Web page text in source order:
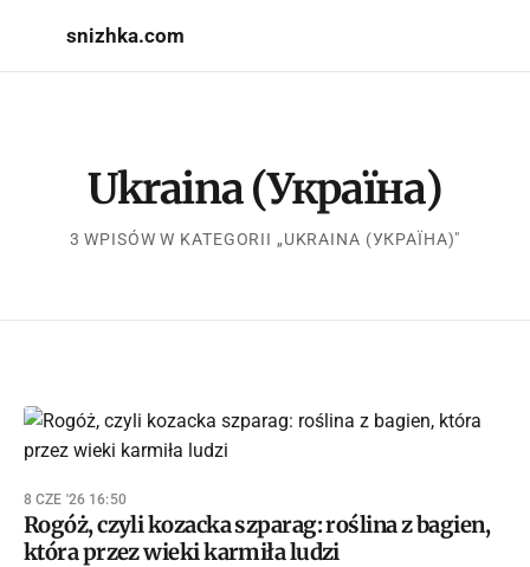
snizhka.com
Ukraina (Україна)
3 WPISÓW W KATEGORII „UKRAINA (УКРАЇНА)"
8 CZE '26 16:50
Rogóż, czyli kozacka szparag: roślina z bagien,
która przez wieki karmiła ludzi